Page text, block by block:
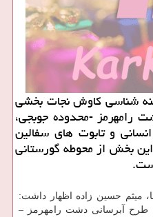
شناسی كاوش نجات بخشی
رامهرمز -محدوده جوبجی،
و تابوت های سفالین
بخش از محوطه گورستانی
میثم حسین زاده اظهار داشت:
آبرسانی دشت رامهرمز –